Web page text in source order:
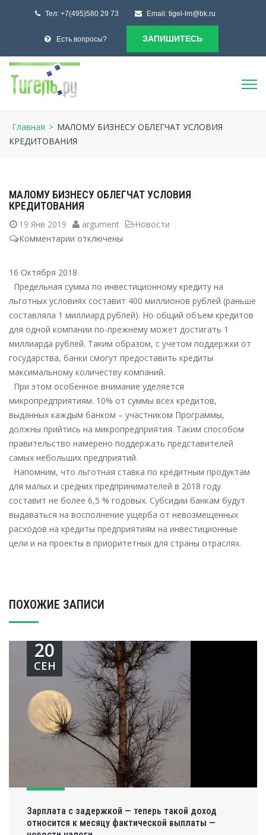
Тел: +7(495)580 29 73 Email: tigel-lm@bk.ru
Есть вопросы? ЗАПИШИТЕСЬ
Главная > МАЛОМУ БИЗНЕСУ ОБЛЕГЧАТ УСЛОВИЯ
КРЕДИТОВАНИЯ
МАЛОМУ БИЗНЕСУ ОБЛЕГЧАТ УСЛОВИЯ
КРЕДИТОВАНИЯ
19 Янв 2019 argument
Новости
Комментарии к
МАЛОМУ
КРЕДИТОВАНИЯ
отключены
16 Октября 2018
Предельная сумма по инвестиционному кредиту на
льготных условиях составит 400 миллионов рублей (раньше
составляла 1 миллиард рублей). Но общий объем кредитов
для одной компании по-прежнему может достигать 1
миллиарда рублей. Таким образом, с учетом поддержки от
государства, банки смогут предоставить кредиты
максимальному количеству компаний.
При этом особенное внимание уделяется
микропредприятиям. 10% от суммы всех кредитов,
выданных каждым банком – участником Программы,
должны прийтись на микропредприятия. Таким способом
правительство намерено поддержать представителей
самых небольших предприятий.
Напомним, что льготная ставка по кредитным продуктам
для малых и средних предпринимателей в 2018 году
составит не более 6,5 % годовых. Субсидии банкам будут
выдаваться на восполнение ущерба от невозмещенных
расходов на кредиты предприятиям на инвестиционные
цели и на проекты в приоритетных для страны отраслях.
ПОХОЖИЕ ЗАПИСИ
Зарплата с задержкой — теперь такой доход
относится к месяцу фактической выплаты —
20
СЕН